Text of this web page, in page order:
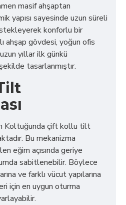
masif ahşaptan
yapısı sayesinde uzun süreli
konforlu bir
ahşap gövdesi, yoğun ofis
yıllar ilk günkü
tasarlanmıştır.
Koltuğunda çift kollu tilt
Bu mekanizma
eğim açısında geriye
sabitlenebilir. Böylece
ve farklı vücut yapılarına
için en uygun oturma